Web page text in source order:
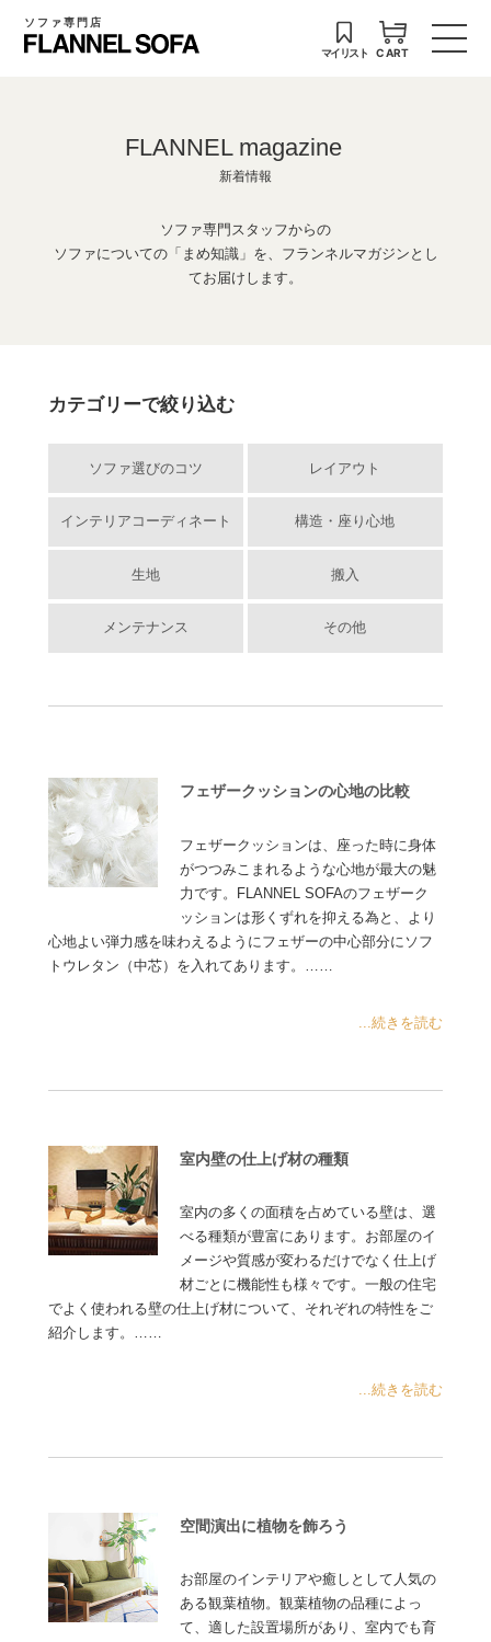
ソファ専門店
マイリスト CART
FLANNEL magazine
新着情報
ソファ専門スタッフからの
ソファについての「まめ知識」を、フランネルマガジンとし
てお届けします。
カテゴリーで絞り込む
ソファ選びのコツ レイアウト
インテリアコーディネート 構造・座り心地
生地 搬入
メンテナンス その他
フェザークッションの心地の比較
フェザークッションは、座った時に身体
がつつみこまれるような心地が最大の魅
力です。FLANNEL SOFAのフェザーク
ッションは形くずれを抑える為と、より
心地よい弾力感を味わえるようにフェザーの中心部分にソフ
トウレタン（中芯）を入れてあります。……
...続きを読む
室内壁の仕上げ材の種類
室内の多くの面積を占めている壁は、選
べる種類が豊富にあります。お部屋のイ
メージや質感が変わるだけでなく仕上げ
材ごとに機能性も様々です。一般の住宅
でよく使われる壁の仕上げ材について、それぞれの特性をご
紹介します。……
...続きを読む
空間演出に植物を飾ろう
お部屋のインテリアや癒しとして人気の
ある観葉植物。観葉植物の品種によっ
て、適した設置場所があり、室内でも育